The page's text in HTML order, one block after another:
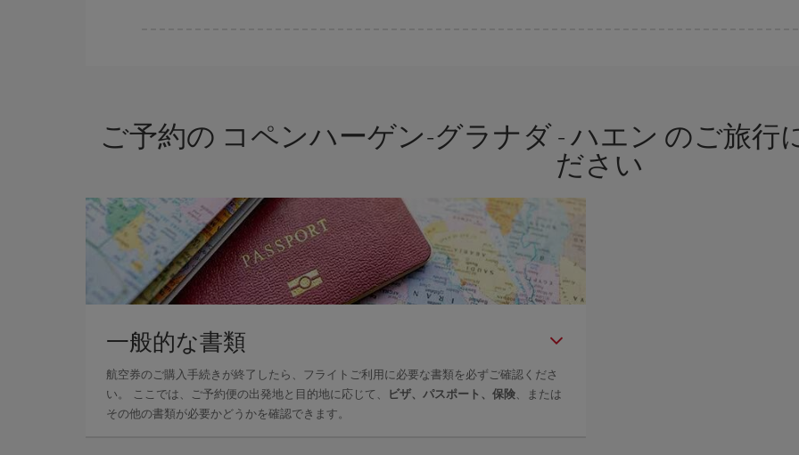
ご予約の コペンハーゲン-グラナダ - ハエン のご旅行
ださい
一般的な書類
航空券のご購入手続きが終了したら、フライトご利用に必要な書類を必ずご確認くださ
い。 ここでは、ご予約便の出発地と目的地に応じて、
ビザ、パスポート、保険、または
その他の書類が必要かどうかを確認できます。